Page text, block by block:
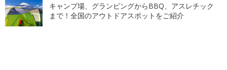
キャンプ場、グランピングからBBQ、アスレチック
まで！全国のアウトドアスポットをご紹介